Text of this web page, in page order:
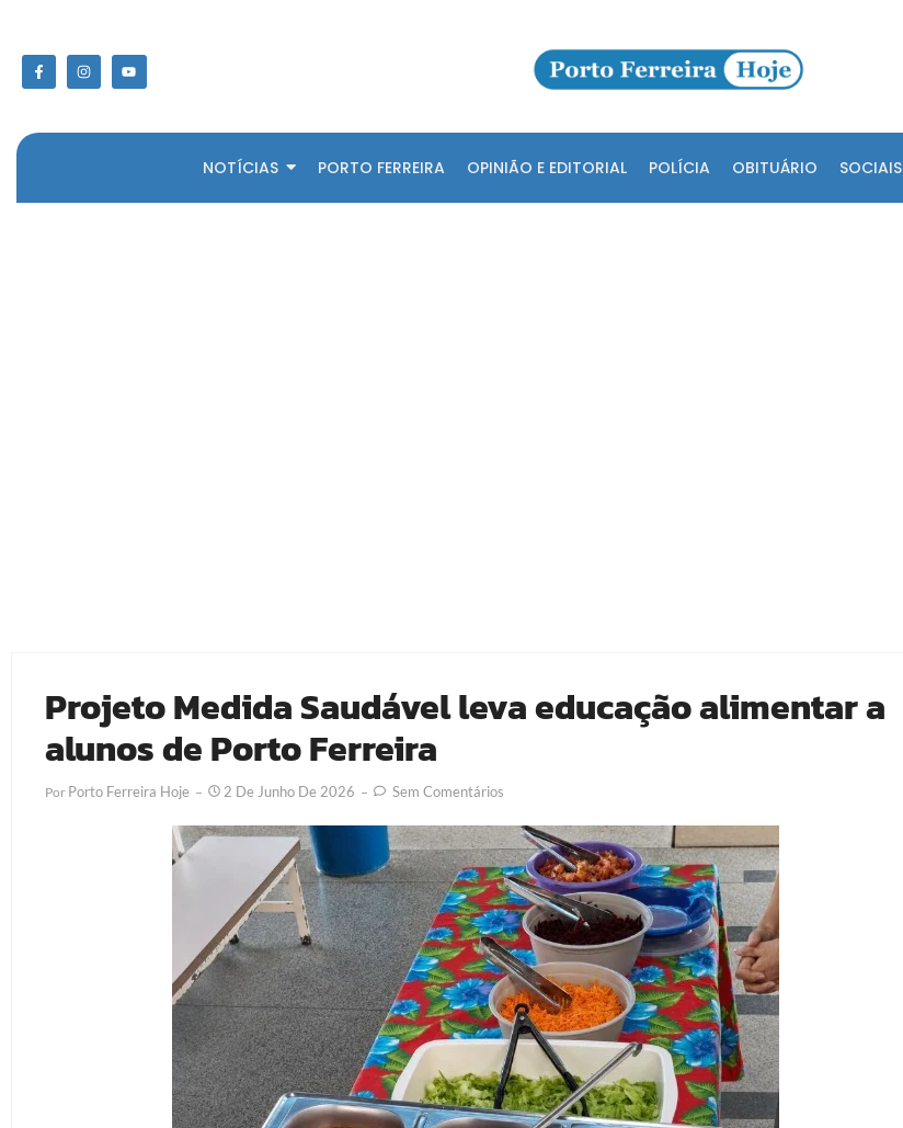
NOTÍCIAS PORTO FERREIRA OPINIÃO E EDITORIAL POLÍCIA OBITUÁRIO SOCIAIS
Projeto Medida Saudável leva educação alimentar a
alunos de Porto Ferreira
Por Porto Ferreira Hoje 2 De Junho De 2026 Sem Comentários